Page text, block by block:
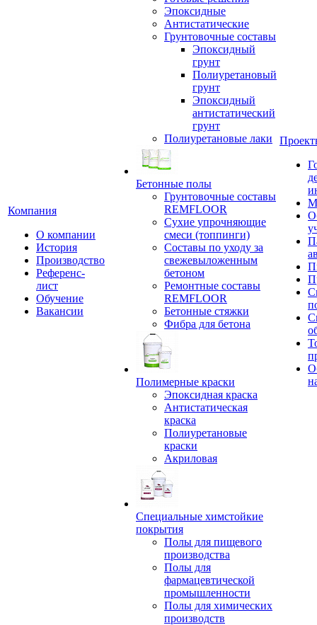
Компания
О компании
История
Производство
Референс-
лист
Обучение
Вакансии
Эпоксидные
Антистатические
Грунтовочные составы
Эпоксидный
грунт
Полиуретановый
грунт
Эпоксидный
антистатический
грунт
Полиуретановые лаки
Бетонные полы
Грунтовочные составы
REMFLOOR
Сухие упрочняющие
смеси (топпинги)
Составы по уходу за
свежевыложенным
бетоном
Ремонтные составы
REMFLOOR
Бетонные стяжки
Фибра для бетона
Полимерные краски
Эпоксидная краска
Антистатическая
краска
Полиуретановые
краски
Акриловая
Специальные химстойкие
покрытия
Полы для пищевого
производства
Полы для
фармацевтической
промышленности
Полы для химических
производств